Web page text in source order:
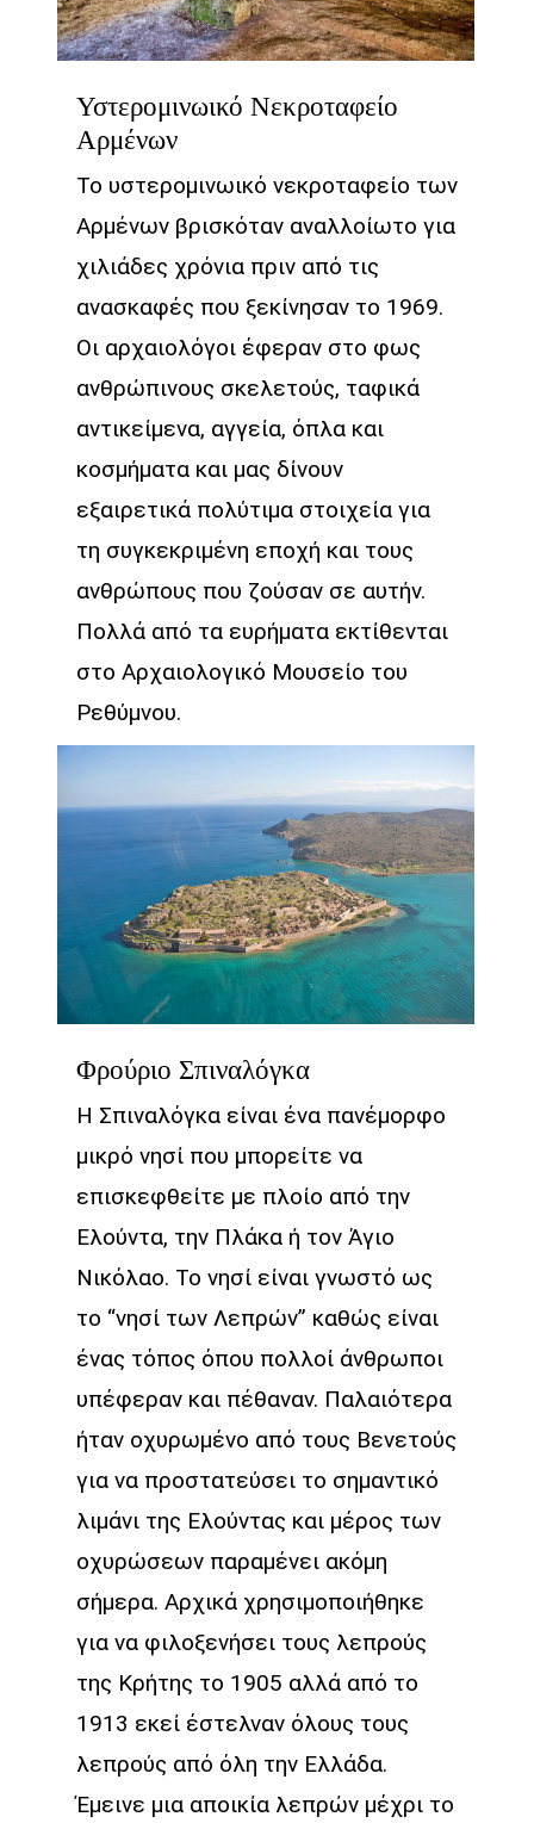
Υστερομινωικό Νεκροταφείο
Αρμένων
Το υστερομινωικό νεκροταφείο των
Αρμένων βρισκόταν αναλλοίωτο για
χιλιάδες χρόνια πριν από τις
ανασκαφές που ξεκίνησαν το 1969.
Οι αρχαιολόγοι έφεραν στο φως
ανθρώπινους σκελετούς, ταφικά
αντικείμενα, αγγεία, όπλα και
κοσμήματα και μας δίνουν
εξαιρετικά πολύτιμα στοιχεία για
τη συγκεκριμένη εποχή και τους
ανθρώπους που ζούσαν σε αυτήν.
Πολλά από τα ευρήματα εκτίθενται
στο Αρχαιολογικό Μουσείο του
Ρεθύμνου.
Φρούριο Σπιναλόγκα
Η Σπιναλόγκα είναι ένα πανέμορφο
μικρό νησί που μπορείτε να
επισκεφθείτε με πλοίο από την
Ελούντα, την Πλάκα ή τον Άγιο
Νικόλαο. Το νησί είναι γνωστό ως
το “νησί των Λεπρών” καθώς είναι
ένας τόπος όπου πολλοί άνθρωποι
υπέφεραν και πέθαναν. Παλαιότερα
ήταν οχυρωμένο από τους Βενετούς
για να προστατεύσει το σημαντικό
λιμάνι της Ελούντας και μέρος των
οχυρώσεων παραμένει ακόμη
σήμερα. Αρχικά χρησιμοποιήθηκε
για να φιλοξενήσει τους λεπρούς
της Κρήτης το 1905 αλλά από το
1913 εκεί έστελναν όλους τους
λεπρούς από όλη την Ελλάδα.
Έμεινε μια αποικία λεπρών μέχρι το